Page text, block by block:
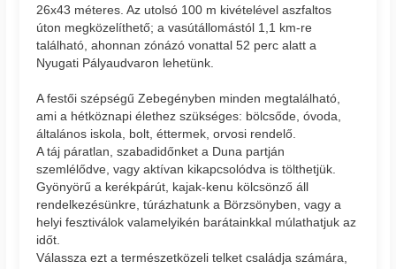
26x43 méteres. Az utolsó 100 m kivételével aszfaltos
úton megközelíthető; a vasútállomástól 1,1 km-re
található, ahonnan zónázó vonattal 52 perc alatt a
Nyugati Pályaudvaron lehetünk.
A festői szépségű Zebegényben minden megtalálható,
ami a hétköznapi élethez szükséges: bölcsőde, óvoda,
általános iskola, bolt, éttermek, orvosi rendelő.
A táj páratlan, szabadidőnket a Duna partján
szemlélődve, vagy aktívan kikapcsolódva is tölthetjük.
Gyönyörű a kerékpárút, kajak-kenu kölcsönző áll
rendelkezésünkre, túrázhatunk a Börzsönyben, vagy a
helyi fesztiválok valamelyikén barátainkkal múlathatjuk az
időt.
Válassza ezt a természetközeli telket családja számára,